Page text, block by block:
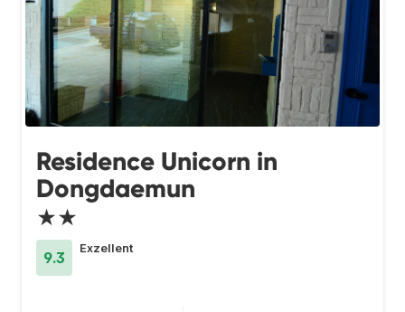
Residence Unicorn in
Dongdaemun
★★
9.3
Exzellent